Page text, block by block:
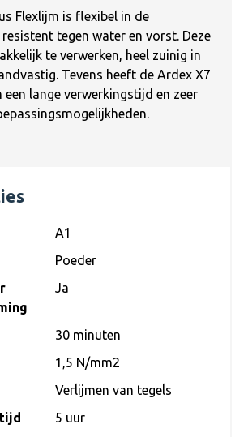
Flexlijm is flexibel in de
tegen water en vorst. Deze
te verwerken, heel zuinig in
Tevens heeft de Ardex X7
een lange verwerkingstijd en zeer
A1
Poeder
Ja
30 minuten
1,5 N/mm2
Verlijmen van tegels
5 uur